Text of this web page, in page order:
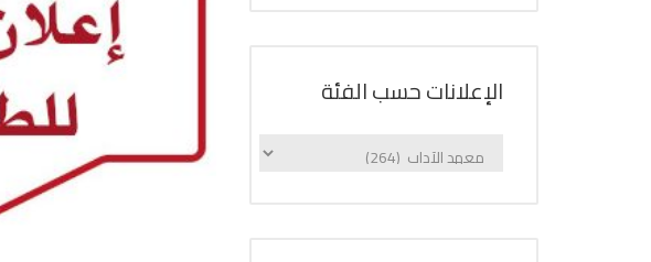
الإعلانات حسب الفئة
الإعلانات